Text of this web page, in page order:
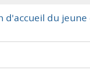
d'accueil du